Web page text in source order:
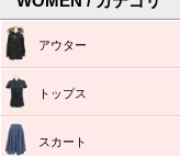
アウター
トップス
スカート